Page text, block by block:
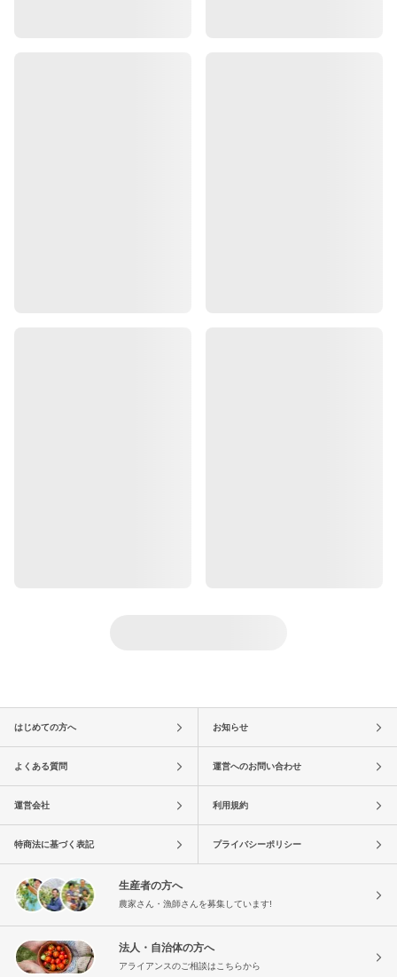
はじめての方へ お知らせ
よくある質問 運営へのお問い合わせ
運営会社 利用規約
特商法に基づく表記 プライバシーポリシー
生産者の方へ
農家さん・漁師さんを募集しています!
法人・自治体の方へ
アライアンスのご相談はこちらから